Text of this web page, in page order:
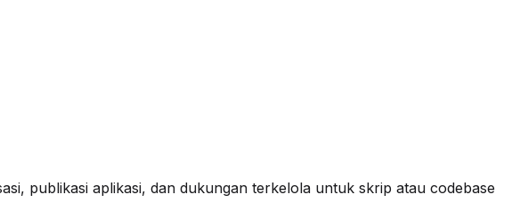
publikasi aplikasi, dan dukungan terkelola untuk skrip atau codebase